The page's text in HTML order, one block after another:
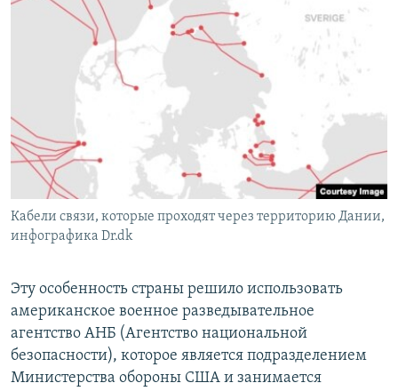
Кабели связи, которые проходят через территорию Дании,
инфографика Dr.dk
Эту особенность страны решило использовать
американское военное разведывательное
агентство АНБ (Агентство национальной
безопасности), которое является подразделением
Министерства обороны США и занимается